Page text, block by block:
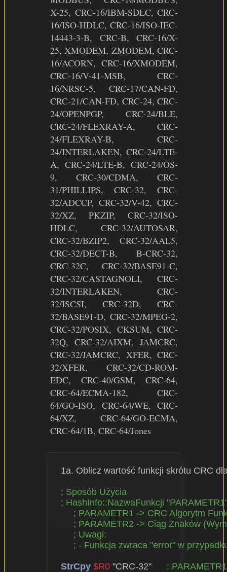
X-25, CRC-16/IBM-SDLC, CRC-
16/ISO-HDLC, CRC-16/ISO-IEC-
14443-3-B, CRC-B, CRC-16/X-
25, XMODEM, ZMODEM, CRC-
16/ACORN, CRC-16/XMODEM,
CRC-16/V-41-MSB, CRC-
16/NRSC-5, CRC-17/CAN-FD,
CRC-21/CAN-FD, CRC-24, CRC-
24/OPENPGP, CRC-24/BLE,
CRC-24/FLEXRAY-A, CRC-
24/FLEXRAY-B, CRC-
24/INTERLAKEN, CRC-24/LTE-
A, CRC-24/LTE-B, CRC-24/OS-
9, CRC-30/CDMA, CRC-
31/PHILLIPS, CRC-32, CRC-
32/ADCCP, CRC-32/V-42, CRC-
32/XZ, PKZIP, CRC-32/ISO-
HDLC, CRC-32/AUTOSAR,
CRC-32/BZIP2, CRC-32/AAL5,
CRC-32/DECT-B, B-CRC-32,
CRC-32C, CRC-32/BASE91-C,
CRC-32/CASTAGNOLI, CRC-
32/INTERLAKEN, CRC-
32/ISCSI, CRC-32D, CRC-
32/BASE91-D, CRC-32/MPEG-2,
CRC-32/POSIX, CKSUM, CRC-
32Q, CRC-32/AIXM, JAMCRC,
CRC-32/JAMCRC, XFER, CRC-
32/XFER, CRC-32/CD-ROM-
EDC, CRC-40/GSM, CRC-64,
CRC-64/ECMA-182, CRC-
64/GO-ISO, CRC-64/WE, CRC-
64/XZ, CRC-64/GO-ECMA,
CRC-64/1B, CRC-64/Jones
1a. Oblicz wartość funkcji skrótu
; Sposób Użycia
; HashInfo::NazwaFunkcji
; PARAMETR1 -> CRC Algorytm
; PARAMETR2 -> Ciąg Znaków
; Uwagi:
; - Funkcja zwraca "error" w
StrCpy $R0 "CRC-32" ; PARAMETR1